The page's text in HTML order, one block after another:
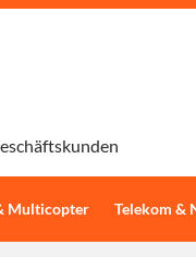
Multicopter Telekom &